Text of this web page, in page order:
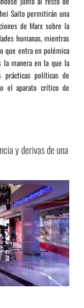
Saito permitirán una
de Marx sobre la
humanas, mientras
que entra en polémica
la manera en la que la
prácticas políticas de
el aparato crítico de
y derivas de una